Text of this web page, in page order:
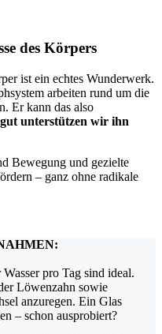
des Körpers
ist ein echtes Wunderwerk.
arbeiten rund um die
Er kann das also
unterstützen wir ihn
Bewegung und gezielte
– ganz ohne radikale
pro Tag sind ideal.
Löwenzahn sowie
anzuregen. Ein Glas
– schon ausprobiert?